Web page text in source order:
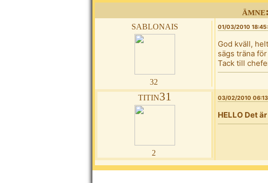
sablonais
32
01/03/2010
God kväll,
sägs träna
Tack till
titin31
2
03/02/2010
HELLO Det